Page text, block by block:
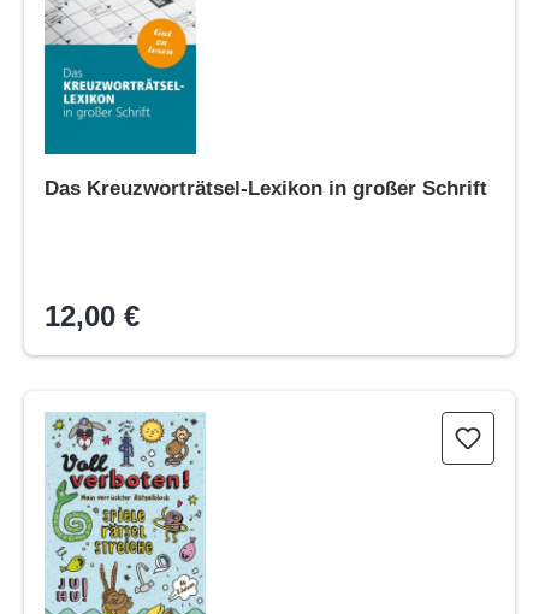
Das Kreuzworträtsel-Lexikon in großer Schrift
12,00 €
Voll verboten! Mein verrückter Rätselblock 1 - Ab 8 Jahren